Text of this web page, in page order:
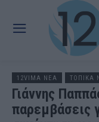
12VIMA ΝΕΑ ΤΟΠΙΚΑ
Γιάννης
παρεμβάσεις